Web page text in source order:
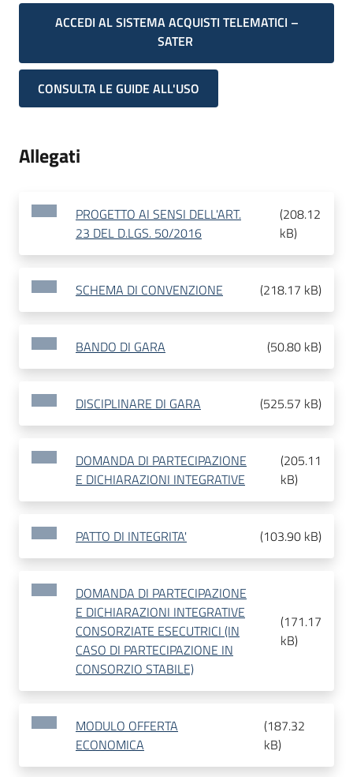
ACCEDI AL SISTEMA ACQUISTI TELEMATICI –
SATER
CONSULTA LE GUIDE ALL'USO
Allegati
PROGETTO AI SENSI DELL'ART.
23 DEL D.LGS. 50/2016
(208.12
kB)
SCHEMA DI CONVENZIONE (218.17 kB)
BANDO DI GARA (50.80 kB)
DISCIPLINARE DI GARA (525.57 kB)
DOMANDA DI PARTECIPAZIONE
E DICHIARAZIONI INTEGRATIVE
(205.11
kB)
PATTO DI INTEGRITA' (103.90 kB)
DOMANDA DI PARTECIPAZIONE
E DICHIARAZIONI INTEGRATIVE
CONSORZIATE ESECUTRICI (IN
CASO DI PARTECIPAZIONE IN
CONSORZIO STABILE)
(171.17
kB)
MODULO OFFERTA
ECONOMICA
(187.32
kB)